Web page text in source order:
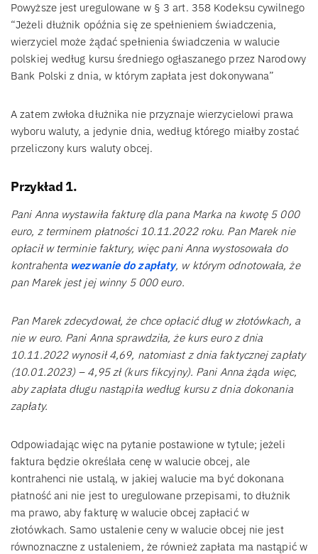
Powyższe jest uregulowane w § 3 art. 358 Kodeksu cywilnego
“Jeżeli dłużnik opóźnia się ze spełnieniem świadczenia,
wierzyciel może żądać spełnienia świadczenia w walucie
polskiej według kursu średniego ogłaszanego przez Narodowy
Bank Polski z dnia, w którym zapłata jest dokonywana”
A zatem zwłoka dłużnika nie przyznaje wierzycielowi prawa
wyboru waluty, a jedynie dnia, według którego miałby zostać
przeliczony kurs waluty obcej.
Przykład 1.
Pani Anna wystawiła fakturę dla pana Marka na kwotę 5 000
euro, z terminem płatności 10.11.2022 roku. Pan Marek nie
opłacił w terminie faktury, więc pani Anna wystosowała do
kontrahenta wezwanie do zapłaty, w którym odnotowała, że
pan Marek jest jej winny 5 000 euro.
Pan Marek zdecydował, że chce opłacić dług w złotówkach, a
nie w euro. Pani Anna sprawdziła, że kurs euro z dnia
10.11.2022 wynosił 4,69, natomiast z dnia faktycznej zapłaty
(10.01.2023) – 4,95 zł (kurs fikcyjny). Pani Anna żąda więc,
aby zapłata długu nastąpiła według kursu z dnia dokonania
zapłaty.
Odpowiadając więc na pytanie postawione w tytule; jeżeli
faktura będzie określała cenę w walucie obcej, ale
kontrahenci nie ustalą, w jakiej walucie ma być dokonana
płatność ani nie jest to uregulowane przepisami, to dłużnik
ma prawo, aby fakturę w walucie obcej zapłacić w
złotówkach. Samo ustalenie ceny w walucie obcej nie jest
równoznaczne z ustaleniem, że również zapłata ma nastąpić w